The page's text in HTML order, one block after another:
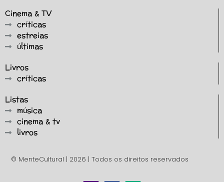
Cinema & TV
críticas
estreias
últimas
Livros
críticas
Listas
música
cinema & tv
livros
© MenteCultural | 2026 | Todos os direitos reservados